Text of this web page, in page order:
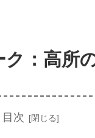
：高所
目次